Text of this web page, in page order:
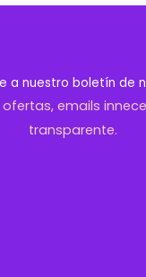
a nuestro boletín de
emails
transparente.